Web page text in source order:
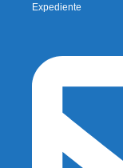
Expediente